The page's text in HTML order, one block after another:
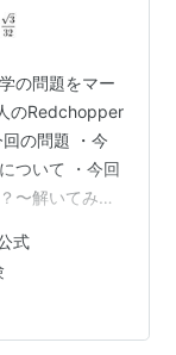
の問題をマー
のRedchopper
の問題 ・今
ついて ・今回
〜解いてみた
共通第5問で
数について、
いて、ま
する。不等式
式